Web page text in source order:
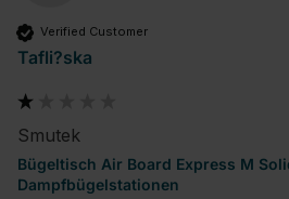
Verified Customer
Tafli?ska
Smutek
Bügeltisch Air Board Express M
Dampfbügelstationen